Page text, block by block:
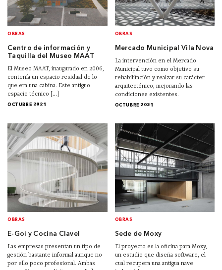
OBRAS
Centro de información y
Taquilla del Museo MAAT
El Museo MAAT, inaugurado en 2006,
contenía un espacio residual de lo
que era una cabina. Este antiguo
espacio técnico [...]
OCTUBRE 2021
OBRAS
Mercado Municipal Vila Nova
La intervención en el Mercado
Municipal tuvo como objetivo su
rehabilitación y realzar su carácter
arquitectónico, mejorando las
condiciones existentes.
OCTUBRE 2021
OBRAS
E-Goi y Cocina Clavel
Las empresas presentan un tipo de
gestión bastante informal aunque no
por ello poco profesional. Ambas
OBRAS
Sede de Moxy
El proyecto es la oficina para Moxy,
un estudio que diseña software, el
cual recupera una antigua nave